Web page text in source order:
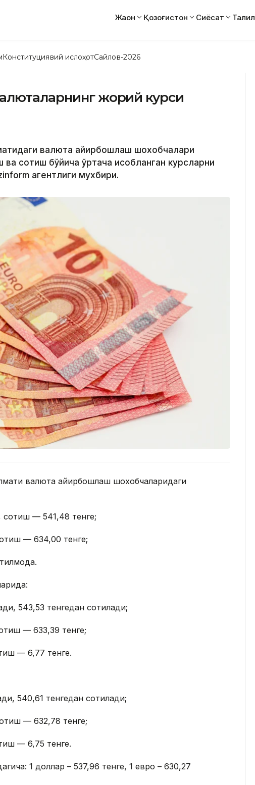
Жаҳон Қозоғистон Сиёсат Таҳлил
Конституциявий ислоҳотСайлов-2026
жорий курси
валюта айирбошлаш шохобчалари
сотиш бўйича ўртача ҳисобланган курсларни
агентлиги мухбири.
валюта айирбошлаш шохобчаларидаги
— 541,48 тенге;
— 634,00 тенге;
543,53 тенгедан сотилади;
— 633,39 тенге;
— 6,77 тенге.
540,61 тенгедан сотилади;
— 632,78 тенге;
— 6,75 тенге.
1 доллар – 537,96 тенге, 1 евро – 630,27